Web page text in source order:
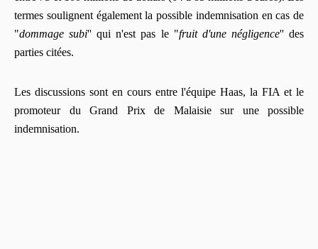
termes soulignent également la possible indemnisation en cas de
"dommage subi'' qui n'est pas le "fruit d'une négligence'' des
parties citées.
Les discussions sont en cours entre l'équipe Haas, la FIA et le
promoteur du Grand Prix de Malaisie sur une possible
indemnisation.